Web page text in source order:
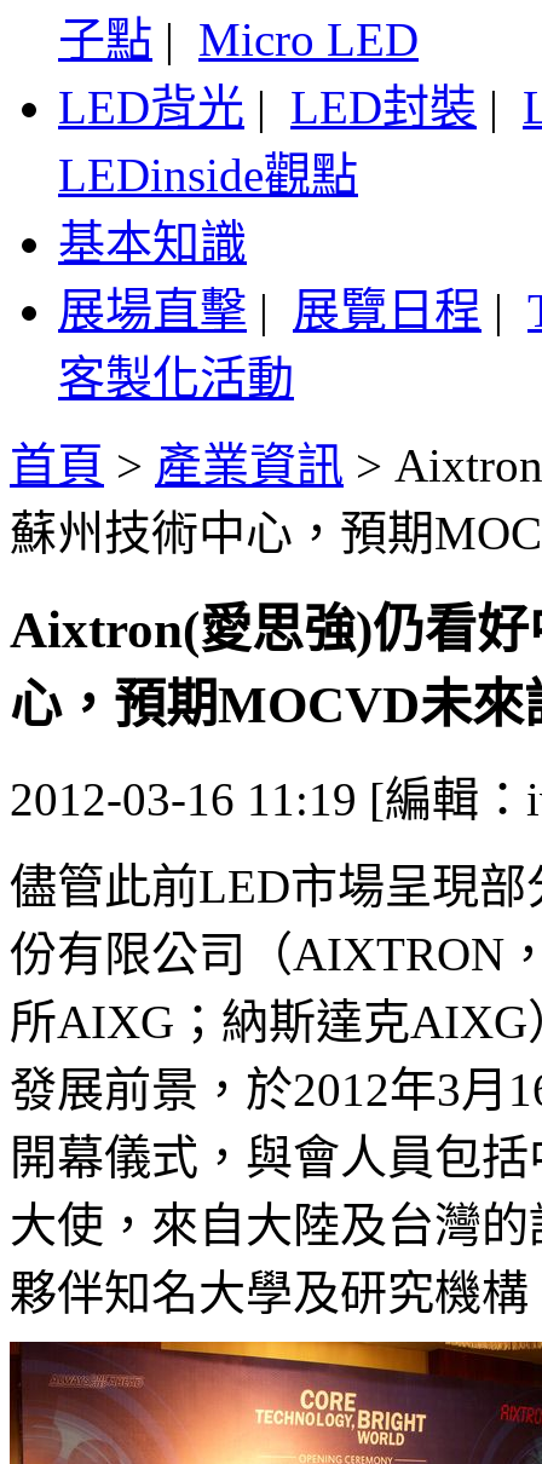
子點 | Micro LED
LED背光 | LED封裝 |
LEDinside觀點
基本知識
展場直擊 | 展覽日程 |
客製化活動
首頁 > 產業資訊 >
蘇州技術中心，預期
Aixtron(愛思強)仍看
心，預期MOCVD未
2012-03-16 11:19 [編輯：
儘管此前LED市場呈現
份有限公司（AIXTRON
所AIXG；納斯達克
發展前景，於2012年3月
開幕儀式，與會人員包
大使，來自大陸及台灣
夥伴知名大學及研究機構